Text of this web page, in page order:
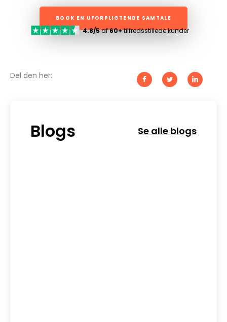
BOOK EN UFORPLIGTENDE SAMTALE
4.8/5af60+tilfredsstillede kunder
Del den her:
Blogs Se alle blogs